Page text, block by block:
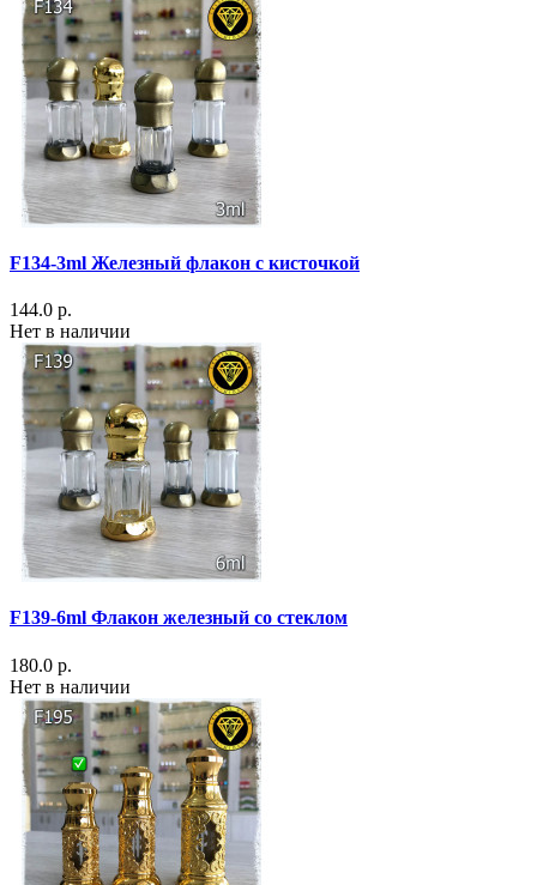
F134-3ml Железный флакон с кисточкой
144.0 р.
Нет в наличии
F139-6ml Флакон железный со стеклом
180.0 р.
Нет в наличии